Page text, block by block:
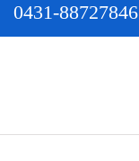
0431-88727846